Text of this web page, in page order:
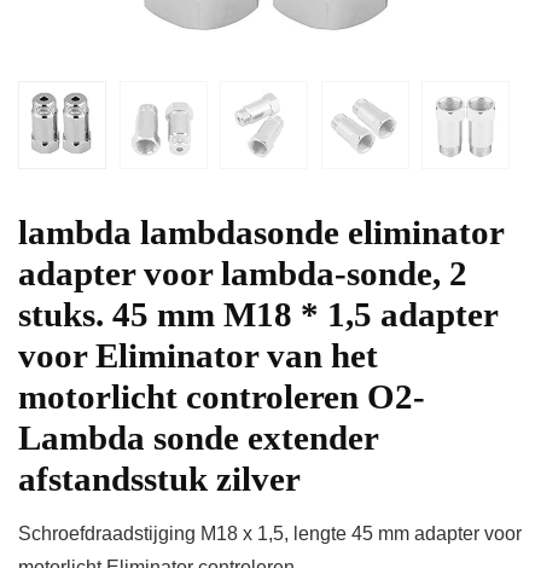
lambda lambdasonde eliminator
adapter voor lambda-sonde, 2
stuks. 45 mm M18 * 1,5 adapter
voor Eliminator van het
motorlicht controleren O2-
Lambda sonde extender
afstandsstuk zilver
Schroefdraadstijging M18 x 1,5, lengte 45 mm adapter voor